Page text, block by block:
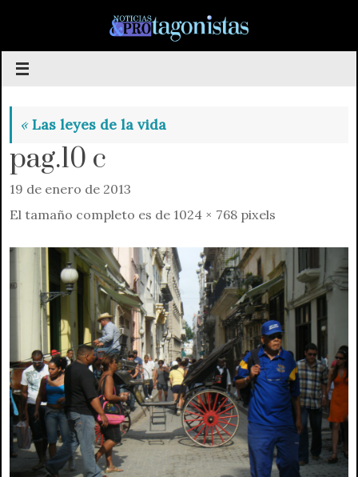
contenido
«Las leyes de la vida
pag.10 c
19 de enero de 2013
El tamaño completo es de 1024 × 768 pixels